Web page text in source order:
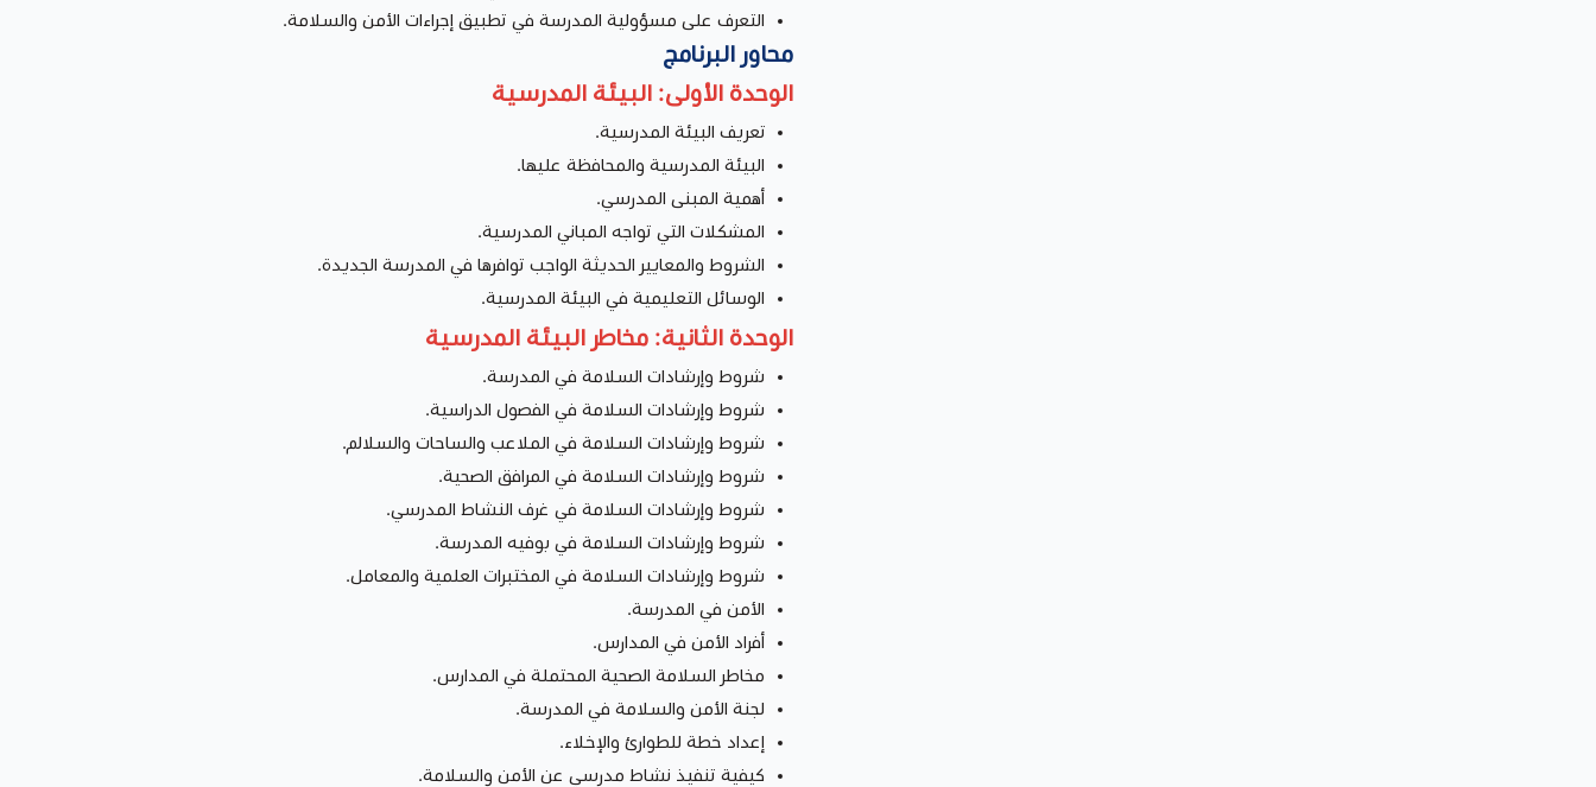
التعرف على مسؤولية المدرسة في تطبيق إجراءات الأمن والسلامة.
محاور البرنامج
الوحدة الأولى: البيئة المدرسية
تعريف البيئة المدرسية.
البيئة المدرسية والمحافظة عليها.
أهمية المبنى المدرسي.
المشكلات التي تواجه المباني المدرسية.
الشروط والمعايير الحديثة الواجب توافرها في المدرسة الجديدة.
الوسائل التعليمية في البيئة المدرسية.
الوحدة الثانية: مخاطر البيئة المدرسية
شروط وإرشادات السلامة في المدرسة.
شروط وإرشادات السلامة في الفصول الدراسية.
شروط وإرشادات السلامة في الملاعب والساحات والسلالم.
شروط وإرشادات السلامة في المرافق الصحية.
شروط وإرشادات السلامة في غرف النشاط المدرسي.
شروط وإرشادات السلامة في بوفيه المدرسة.
شروط وإرشادات السلامة في المختبرات العلمية والمعامل.
الأمن في المدرسة.
أفراد الأمن في المدارس.
مخاطر السلامة الصحية المحتملة في المدارس.
لجنة الأمن والسلامة في المدرسة.
إعداد خطة للطوارئ والإخلاء.
كيفية تنفيذ نشاط مدرسي عن الأمن والسلامة.